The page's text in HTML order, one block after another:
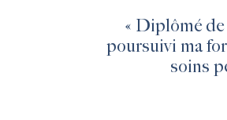
« Diplômé de
poursuivi ma
soins